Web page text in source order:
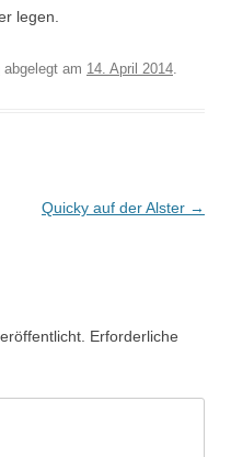
legen.
abgelegt am 14. April 2014.
Quicky auf der Alster →
Erforderliche